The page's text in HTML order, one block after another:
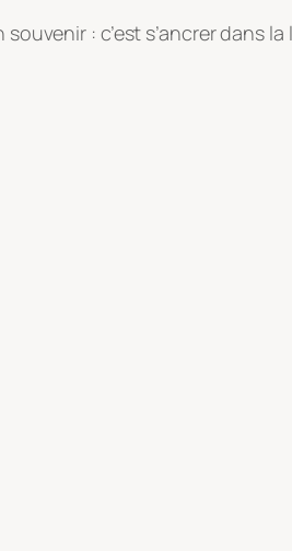
: c’est s’ancrer dans